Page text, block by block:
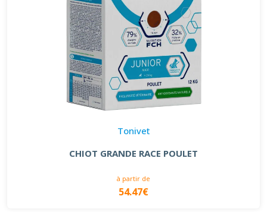
Tonivet
CHIOT GRANDE RACE POULET
à partir de
54.47€